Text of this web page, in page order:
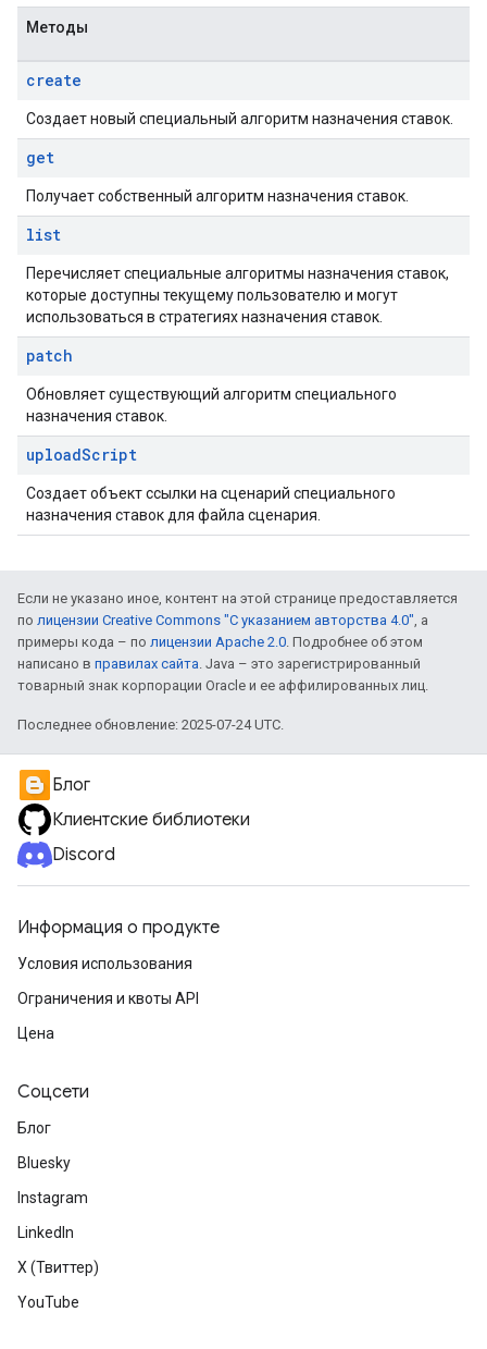
Методы
create
Создает новый специальный алгоритм назначения ставок.
get
Получает собственный алгоритм назначения ставок.
list
Перечисляет специальные алгоритмы назначения ставок,
которые доступны текущему пользователю и могут
использоваться в стратегиях назначения ставок.
patch
Обновляет существующий алгоритм специального
назначения ставок.
uploadScript
Создает объект ссылки на сценарий специального
назначения ставок для файла сценария.
Если не указано иное, контент на этой странице предоставляется
по лицензии Creative Commons "С указанием авторства 4.0", а
примеры кода – по лицензии Apache 2.0. Подробнее об этом
написано в правилах сайта. Java – это зарегистрированный
товарный знак корпорации Oracle и ее аффилированных лиц.
Последнее обновление: 2025-07-24 UTC.
Блог
Клиентские библиотеки
Discord
Информация о продукте
Условия использования
Ограничения и квоты API
Цена
Соцсети
Блог
Bluesky
Instagram
LinkedIn
X (Твиттер)
YouTube